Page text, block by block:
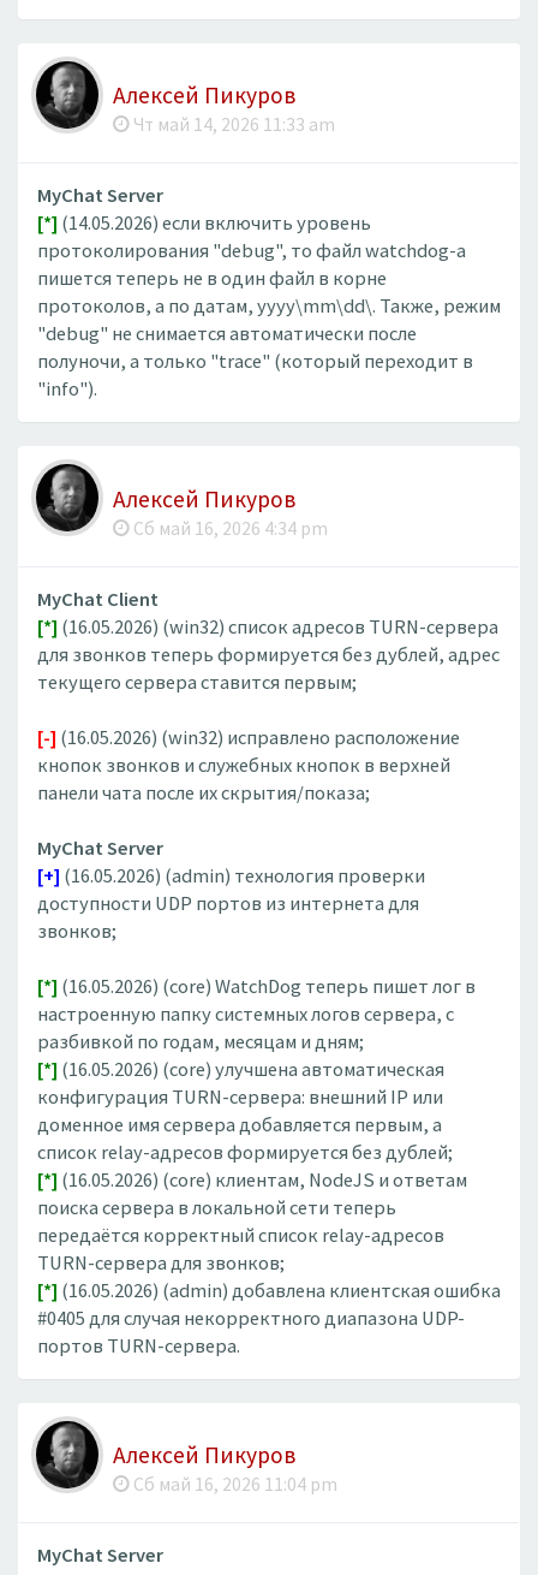
Алексей Пикуров
Чт май 14, 2026 11:33 am
MyChat Server
[*] (14.05.2026) если включить уровень
протоколирования "debug", то файл watchdog-а
пишется теперь не в один файл в корне
протоколов, а по датам, yyyy\mm\dd\. Также, режим
"debug" не снимается автоматически после
полуночи, а только "trace" (который переходит в
"info").
Алексей Пикуров
Сб май 16, 2026 4:34 pm
MyChat Client
[*] (16.05.2026) (win32) список адресов TURN-сервера
для звонков теперь формируется без дублей, адрес
текущего сервера ставится первым;
[-] (16.05.2026) (win32) исправлено расположение
кнопок звонков и служебных кнопок в верхней
панели чата после их скрытия/показа;
MyChat Server
[+] (16.05.2026) (admin) технология проверки
доступности UDP портов из интернета для
звонков;
[*] (16.05.2026) (core) WatchDog теперь пишет лог в
настроенную папку системных логов сервера, с
разбивкой по годам, месяцам и дням;
[*] (16.05.2026) (core) улучшена автоматическая
конфигурация TURN-сервера: внешний IP или
доменное имя сервера добавляется первым, а
список relay-адресов формируется без дублей;
[*] (16.05.2026) (core) клиентам, NodeJS и ответам
поиска сервера в локальной сети теперь
передаётся корректный список relay-адресов
TURN-сервера для звонков;
[*] (16.05.2026) (admin) добавлена клиентская ошибка
#0405 для случая некорректного диапазона UDP-
портов TURN-сервера.
Алексей Пикуров
Сб май 16, 2026 11:04 pm
MyChat Server